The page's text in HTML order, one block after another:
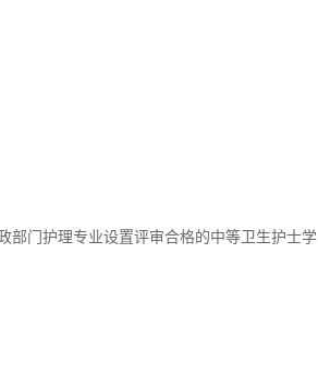
部门护理专业设置评审合格的中等卫生护士学